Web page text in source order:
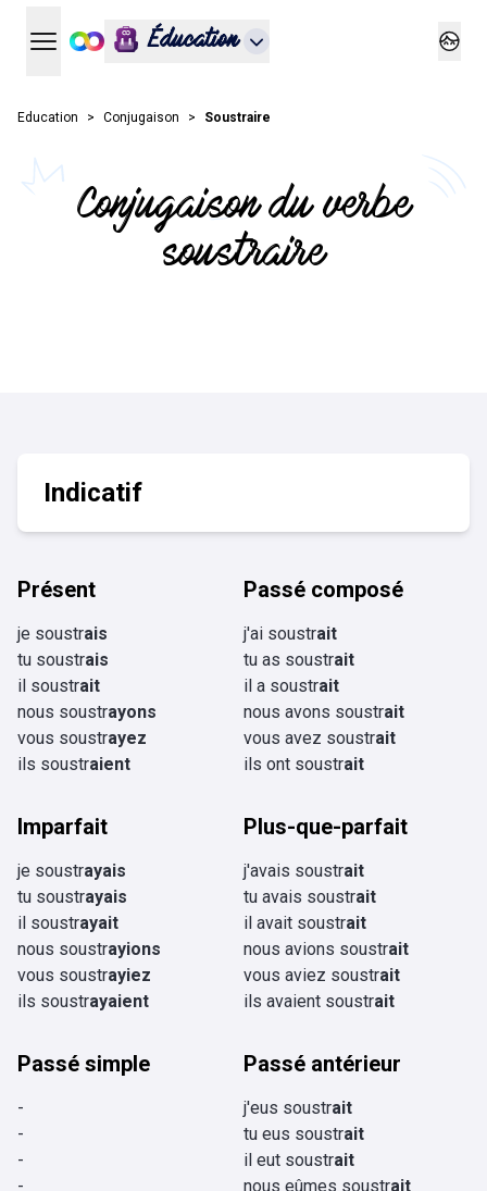
Ouvrir le menu principal
Éducation
Education Conjugaison Soustraire
Conjugaison du verbe
soustraire
Indicatif
Présent
je soustrais
tu soustrais
il soustrait
nous soustrayons
vous soustrayez
ils soustraient
Passé composé
j'ai soustrait
tu as soustrait
il a soustrait
nous avons soustrait
vous avez soustrait
ils ont soustrait
Imparfait
je soustrayais
tu soustrayais
il soustrayait
nous soustrayions
vous soustrayiez
ils soustrayaient
Plus-que-parfait
j'avais soustrait
tu avais soustrait
il avait soustrait
nous avions soustrait
vous aviez soustrait
ils avaient soustrait
Passé simple
-
-
-
-
Passé antérieur
j'eus soustrait
tu eus soustrait
il eut soustrait
nous eûmes soustrait